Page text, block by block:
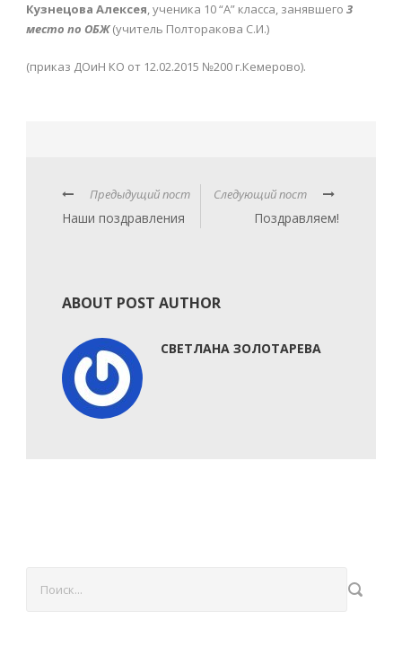
Кузнецова Алексея, ученика 10 “А” класса, занявшего 3
место по ОБЖ(учитель Полторакова С.И.)
(приказ ДОиН КО от 12.02.2015 №200 г.Кемерово).
Предыдущий пост
Наши поздравления
Следующий пост
Поздравляем!
ABOUT POST AUTHOR
СВЕТЛАНА ЗОЛОТАРЕВА